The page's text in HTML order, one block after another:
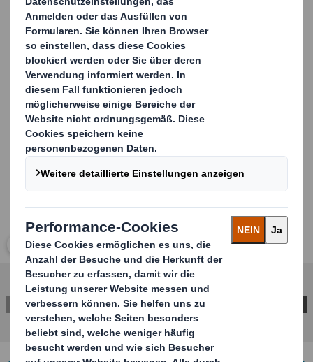
signifikant niedrigeres Gewicht gegenüber
herkömmlichen Lösungen
Platzsparend zusammenlegbar nach Verwendung
Vollständig aus Wellpappe, wiederverwendbar und
vollständig recycelbar
Carousel. Use previous and next buttons to move
Klicken Sie zum Vergrößern des Bildes